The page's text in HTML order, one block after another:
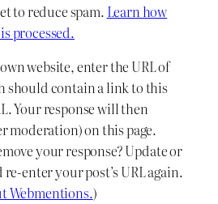
to reduce spam. Learn how
processed.
website, enter the URL of
should contain a link to this
Your response will then
moderation) on this page.
your response? Update or
enter your post’s URL again.
Webmentions.)